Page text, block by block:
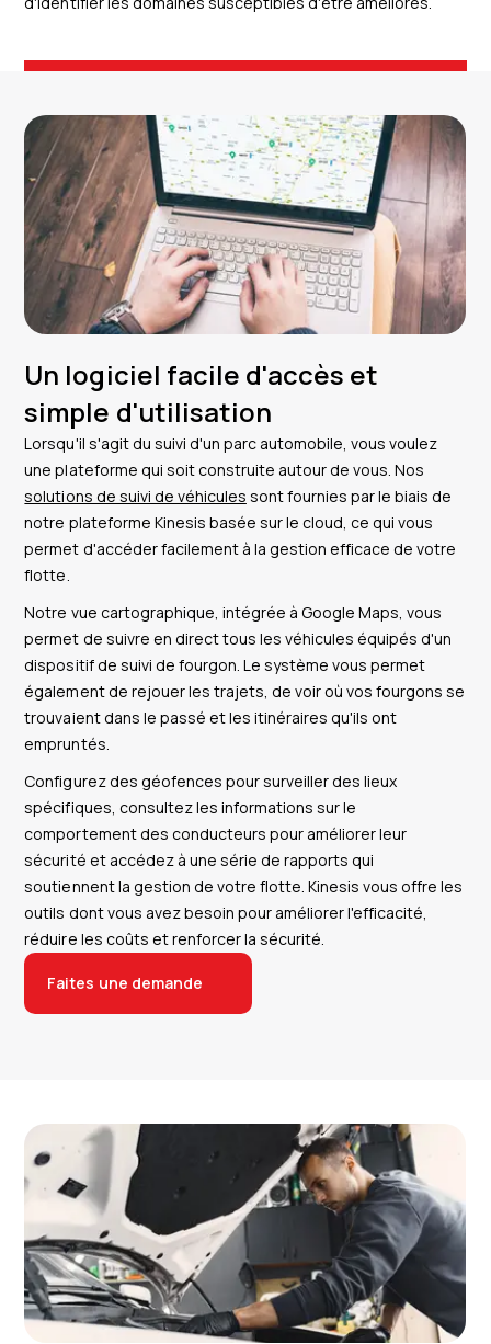
Un logiciel facile d'accès et
simple d'utilisation
Lorsqu'il s'agit du suivi d'un parc automobile, vous voulez
une plateforme qui soit construite autour de vous. Nos
solutions de suivi de véhicules sont fournies par le biais de
notre plateforme Kinesis basée sur le cloud, ce qui vous
permet d'accéder facilement à la gestion efficace de votre
flotte.
Notre vue cartographique, intégrée à Google Maps, vous
permet de suivre en direct tous les véhicules équipés d'un
dispositif de suivi de fourgon. Le système vous permet
également de rejouer les trajets, de voir où vos fourgons se
trouvaient dans le passé et les itinéraires qu'ils ont
empruntés.
Configurez des géofences pour surveiller des lieux
spécifiques, consultez les informations sur le
comportement des conducteurs pour améliorer leur
sécurité et accédez à une série de rapports qui
soutiennent la gestion de votre flotte. Kinesis vous offre les
outils dont vous avez besoin pour améliorer l'efficacité,
réduire les coûts et renforcer la sécurité.
Faites une demande